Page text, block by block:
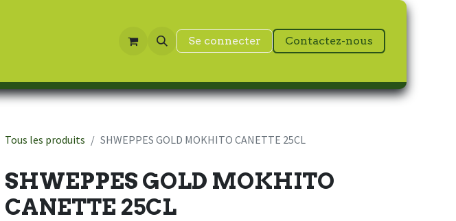
Se connecter Contactez-nous
Tous les produits SHWEPPES GOLD MOKHITO CANETTE 25CL
SHWEPPES GOLD MOKHITO
CANETTE 25CL